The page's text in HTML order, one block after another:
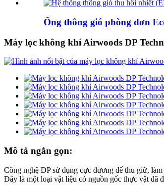
Ống thông gió phòng đơn
Máy lọc không khí Airwoods DP
Mô tả ngắn gọn:
Công nghệ DP sử dụng cực dương để thu giữ,
Đây là một loại vật liệu có nguồn gốc thực vật đã